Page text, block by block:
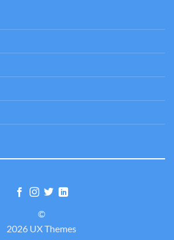
©
2026 UX Themes